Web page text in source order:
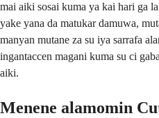
mai aiki sosai kuma ya kai hari ga
yake yana da matukar damuwa,
manyan mutane za su iya sarrafa
ingantaccen magani kuma su ci
aiki.
Menene alamomin